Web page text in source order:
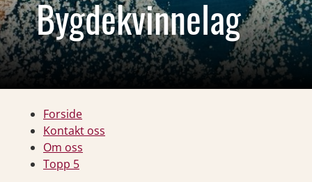
Bygdekvinnelag
Forside
Kontakt oss
Om oss
Topp 5